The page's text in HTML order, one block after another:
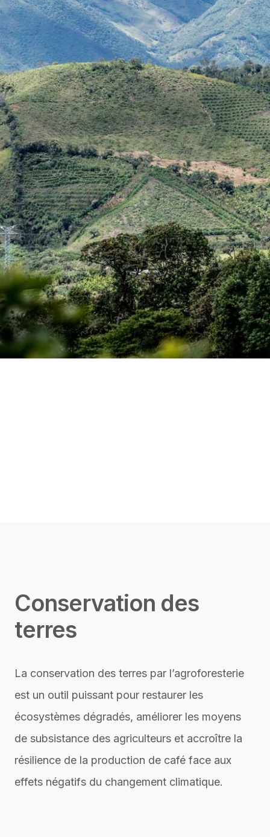
Conservation des
terres
La conservation des terres par l’agroforesterie
est un outil puissant pour restaurer les
écosystèmes dégradés, améliorer les moyens
de subsistance des agriculteurs et accroître la
résilience de la production de café face aux
effets négatifs du changement climatique.